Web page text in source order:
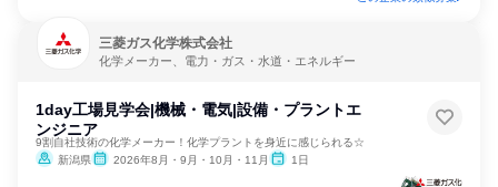
三菱ガス化学株式会社
化学メーカー、電力・ガス・水道・エネルギー
1day工場見学会|機械・電気|設備・プラントエ
ンジニア
9割自社技術の化学メーカー！化学プラントを身近に感じられる☆
新潟県
2026年8月・9月・10月・11月 1日